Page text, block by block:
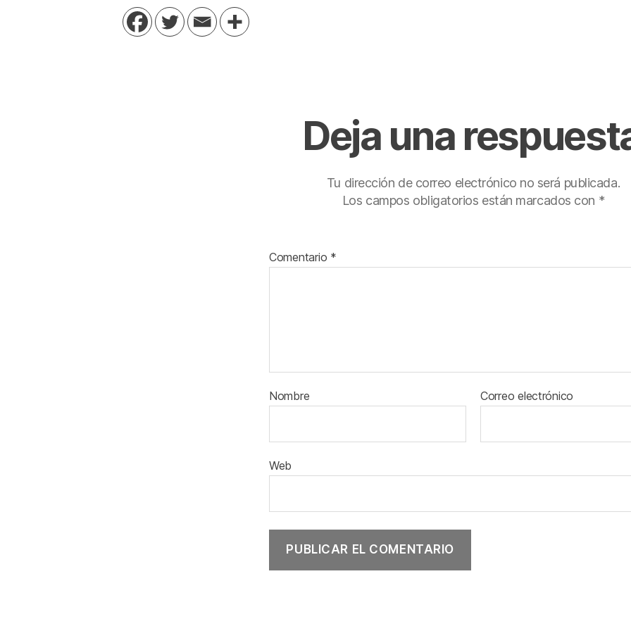
Deja una
Tu dirección de correo electrónico no será publicada.
Los campos obligatorios están marcados con *
Comentario *
Nombre Correo electrónico
Web